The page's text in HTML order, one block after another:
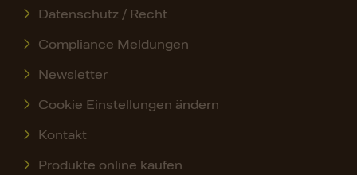
Datenschutz / Recht
Compliance Meldungen
Newsletter
Cookie Einstellungen ändern
Kontakt
Produkte online kaufen